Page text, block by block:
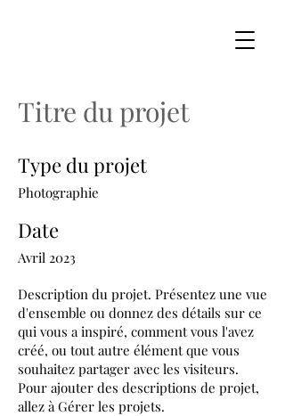
Titre du projet
Type du projet
Photographie
Date
Avril 2023
Description du projet. Présentez une vue
d'ensemble ou donnez des détails sur ce
qui vous a inspiré, comment vous l'avez
créé, ou tout autre élément que vous
souhaitez partager avec les visiteurs.
Pour ajouter des descriptions de projet,
allez à Gérer les projets.